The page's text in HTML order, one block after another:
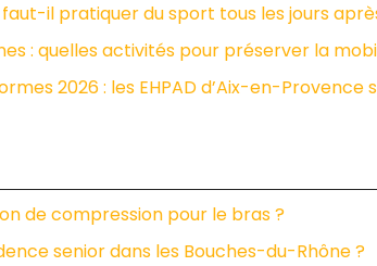
il pratiquer du sport tous les jours
: quelles activités pour préserver la
2026 : les EHPAD d’Aix-en-
de compression pour le bras ?
senior dans les Bouches-du-Rhône ?